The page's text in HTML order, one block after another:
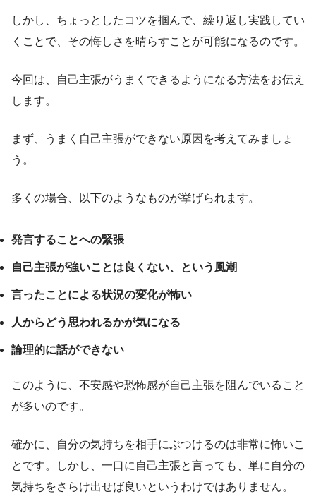
しかし、ちょっとしたコツを掴んで、繰り返し実践してい
くことで、その悔しさを晴らすことが可能になるのです。
今回は、自己主張がうまくできるようになる方法をお伝え
します。
まず、うまく自己主張ができない原因を考えてみましょ
う。
多くの場合、以下のようなものが挙げられます。
発言することへの緊張
自己主張が強いことは良くない、という風潮
言ったことによる状況の変化が怖い
人からどう思われるかが気になる
論理的に話ができない
このように、不安感や恐怖感が自己主張を阻んでいること
が多いのです。
確かに、自分の気持ちを相手にぶつけるのは非常に怖いこ
とです。しかし、一口に自己主張と言っても、単に自分の
気持ちをさらけ出せば良いというわけではありません。